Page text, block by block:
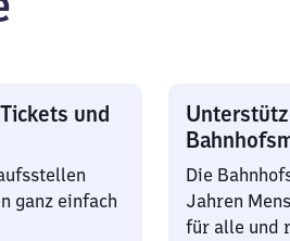
und
ganz einfach
Die
Jahren
für alle und